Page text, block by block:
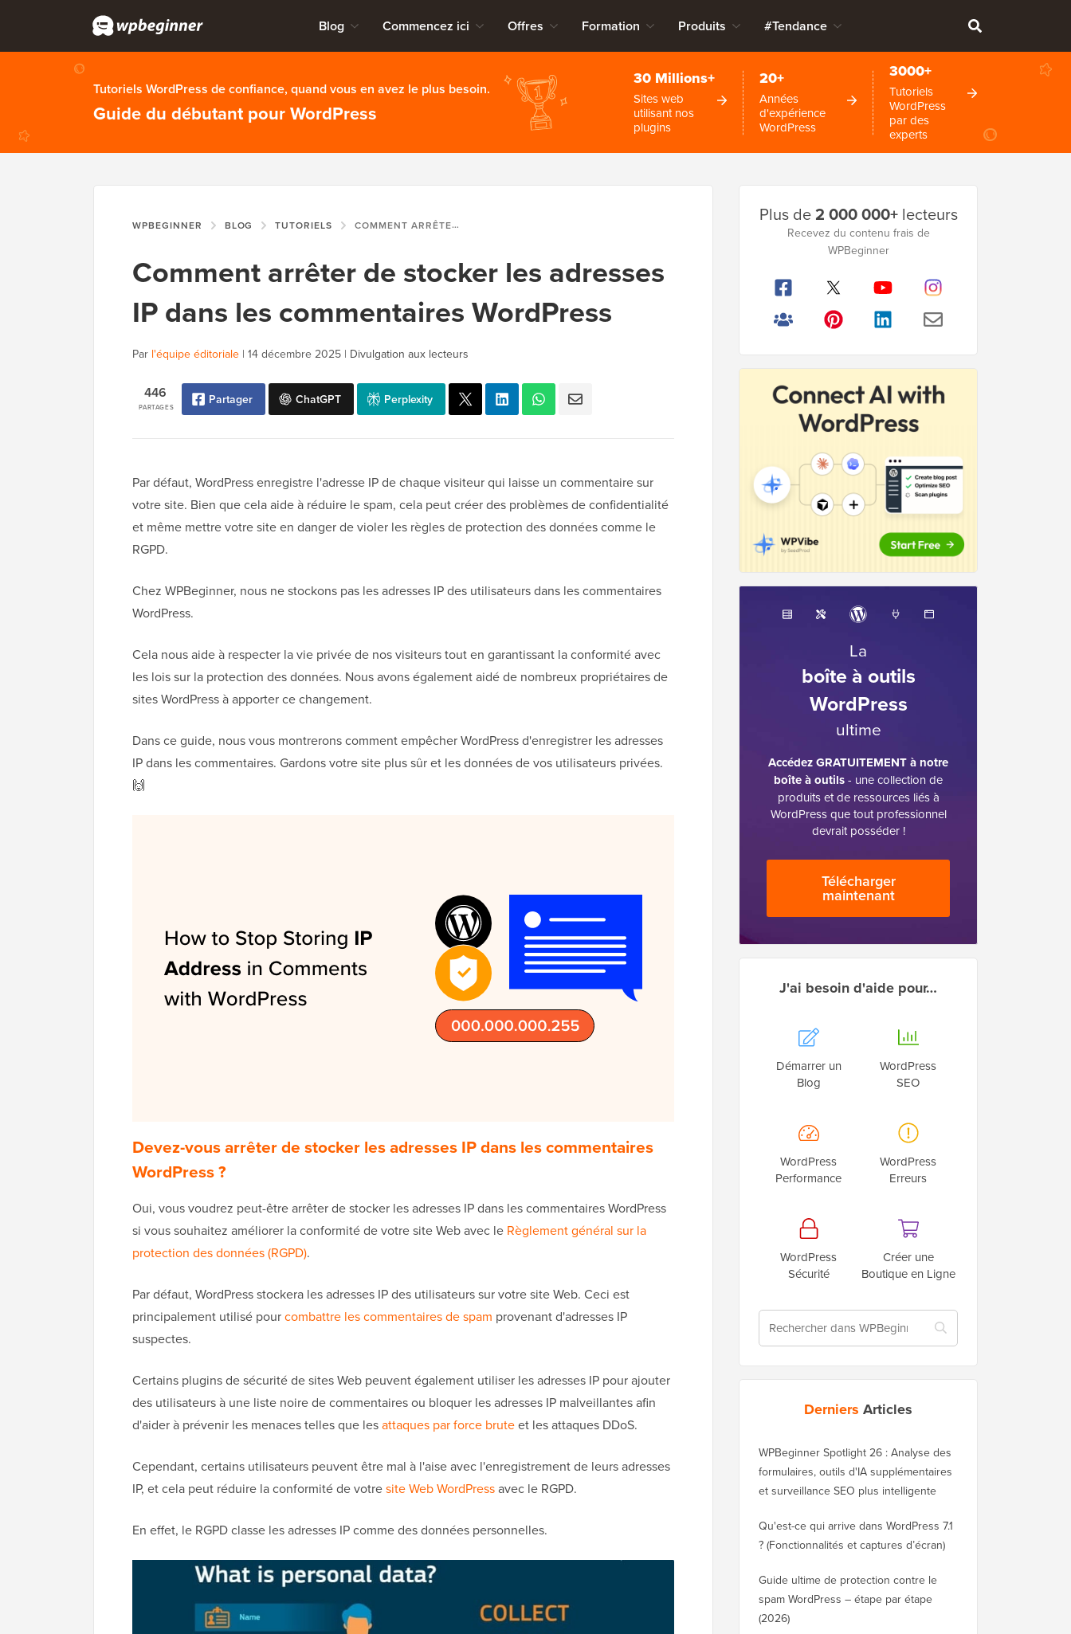
Blog Commencez ici Offres Formation Produits #Tendance
Tutoriels WordPress de confiance, quand vous en avez le plus besoin.
Guide du débutant pour WordPress
30 Millions+
Sites web
utilisant nos
plugins
20+
Années
d'expérience
WordPress
3000+
Tutoriels
WordPress
par des
experts
WPBEGINNER BLOG TUTORIELS COMMENT ARRÊTER DE STOCKER LES ADRESSES IP DANS LES COMMENTAIRES WORDPRESS
Comment arrêter de stocker les adresses
IP dans les commentaires WordPress
Par l'équipe éditoriale | 14 décembre 2025 | Divulgation aux lecteurs
PARTAGES
446 Partager ChatGPT Perplexity
Par défaut, WordPress enregistre l'adresse IP de chaque visiteur qui laisse un commentaire sur
votre site. Bien que cela aide à réduire le spam, cela peut créer des problèmes de confidentialité
et même mettre votre site en danger de violer les règles de protection des données comme le
RGPD.
Chez WPBeginner, nous ne stockons pas les adresses IP des utilisateurs dans les commentaires
WordPress.
Cela nous aide à respecter la vie privée de nos visiteurs tout en garantissant la conformité avec
les lois sur la protection des données. Nous avons également aidé de nombreux propriétaires de
sites WordPress à apporter ce changement.
Dans ce guide, nous vous montrerons comment empêcher WordPress d'enregistrer les adresses
IP dans les commentaires. Gardons votre site plus sûr et les données de vos utilisateurs privées.
🙌
Devez-vous arrêter de stocker les adresses IP dans les commentaires
WordPress ?
Oui, vous voudrez peut-être arrêter de stocker les adresses IP dans les commentaires WordPress
si vous souhaitez améliorer la conformité de votre site Web avec le Règlement général sur la
protection des données (RGPD).
Par défaut, WordPress stockera les adresses IP des utilisateurs sur votre site Web. Ceci est
principalement utilisé pourcombattre les commentaires de spam provenant d'adresses IP
suspectes.
Certains plugins de sécurité de sites Web peuvent également utiliser les adresses IP pour ajouter
des utilisateurs à une liste noire de commentaires ou bloquer les adresses IP malveillantes afin
d'aider à prévenir les menaces telles que lesattaques par force bruteet les attaques DDoS.
Cependant, certains utilisateurs peuvent être mal à l'aise avec l'enregistrement de leurs adresses
IP, et cela peut réduire la conformité de votresite Web WordPressavec le RGPD.
En effet, le RGPD classe les adresses IP comme des données personnelles.
latérale
Plus de2 000 000+lecteurs
Recevez du contenu frais de
WPBeginner
La
boîte à outils
WordPress
ultime
Accédez GRATUITEMENT à notre
boîte à outils- une collection de
produits et de ressources liés à
WordPress que tout professionnel
devrait posséder !
Télécharger
maintenant
J'ai besoin d'aide pour…
Démarrer un
Blog
WordPress
SEO
WordPress
Performance
WordPress
Erreurs
WordPress
Sécurité
Créer une
Boutique en Ligne
Derniers Articles
WPBeginner Spotlight 26 : Analyse des
formulaires, outils d'IA supplémentaires
et surveillance SEO plus intelligente
Qu'est-ce qui arrive dans WordPress 7.1
? (Fonctionnalités et captures d’écran)
Guide ultime de protection contre le
spam WordPress – étape par étape
(2026)